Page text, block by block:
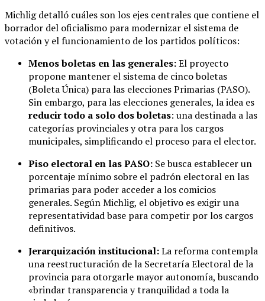
Michlig detalló cuáles son los ejes centrales que contiene el
borrador del oficialismo para modernizar el sistema de
votación y el funcionamiento de los partidos políticos:
Menos boletas en las generales:El proyecto
propone mantener el sistema de cinco boletas
(Boleta Única) para las elecciones Primarias (PASO).
Sin embargo, para las elecciones generales, la idea es
reducir todo a solo dos boletas: una destinada a las
categorías provinciales y otra para los cargos
municipales, simplificando el proceso para el elector.
Piso electoral en las PASO: Se busca establecer un
porcentaje mínimo sobre el padrón electoral en las
primarias para poder acceder a los comicios
generales. Según Michlig, el objetivo es exigir una
representatividad base para competir por los cargos
definitivos.
Jerarquización institucional:La reforma contempla
una reestructuración de la Secretaría Electoral de la
provincia para otorgarle mayor autonomía, buscando
«brindar transparencia y tranquilidad a toda la